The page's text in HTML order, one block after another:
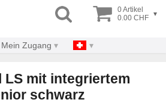
0 Artikel
0.00 CHF ▾
Mein Zugang
LS mit integriertem
schwarz